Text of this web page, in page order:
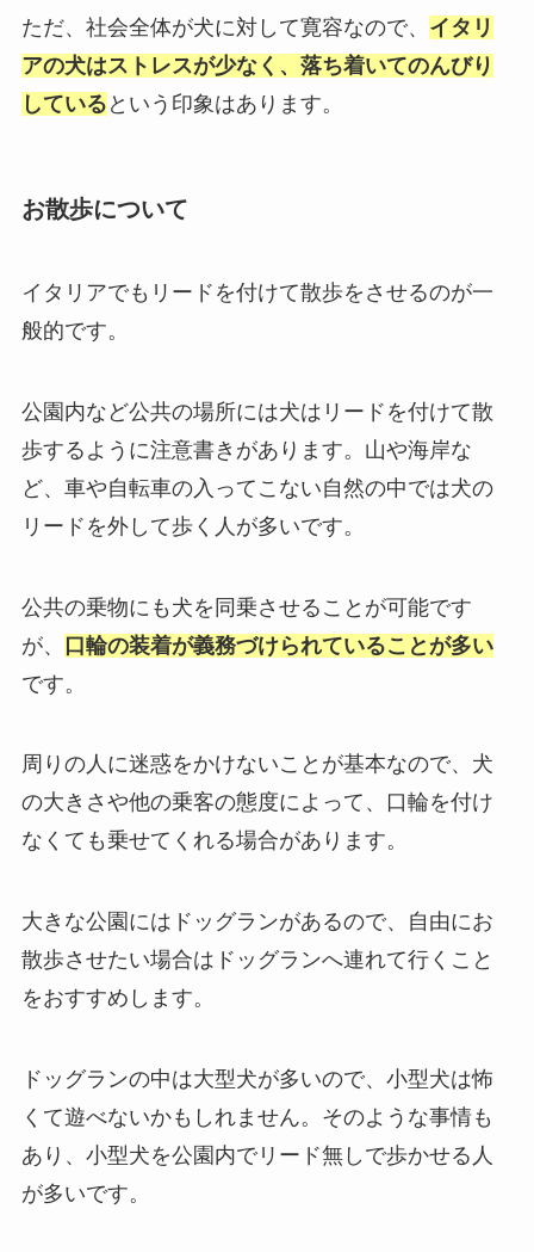
ただ、社会全体が犬に対して寛容なので、 イタリ
アの犬はストレスが少なく、落ち着いてのんびり
している という印象はあります。
お散歩について
イタリアでもリードを付けて散歩をさせるのが一
般的です。
公園内など公共の場所には犬はリードを付けて散
歩するように注意書きがあります。山や海岸な
ど、車や自転車の入ってこない自然の中では犬の
リードを外して歩く人が多いです。
公共の乗物にも犬を同乗させることが可能です
が、
口輪の装着が義務づけられていることが多い
です。
周りの人に迷惑をかけないことが基本なので、犬
の大きさや他の乗客の態度によって、口輪を付け
なくても乗せてくれる場合があります。
大きな公園にはドッグランがあるので、自由にお
散歩させたい場合はドッグランへ連れて行くこと
をおすすめします。
ドッグランの中は大型犬が多いので、小型犬は怖
くて遊べないかもしれません。そのような事情も
あり、小型犬を公園内でリード無しで歩かせる人
が多いです。